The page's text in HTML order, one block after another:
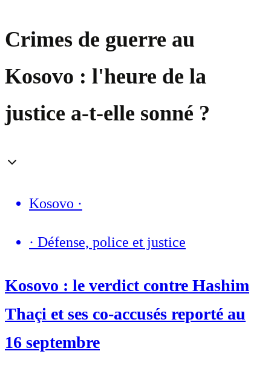
Crimes de guerre au
Kosovo : l'heure de la
justice a-t-elle sonné ?
Kosovo ·
· Défense, police et justice
Kosovo : le verdict contre Hashim
Thaçi et ses co-accusés reporté au
16 septembre